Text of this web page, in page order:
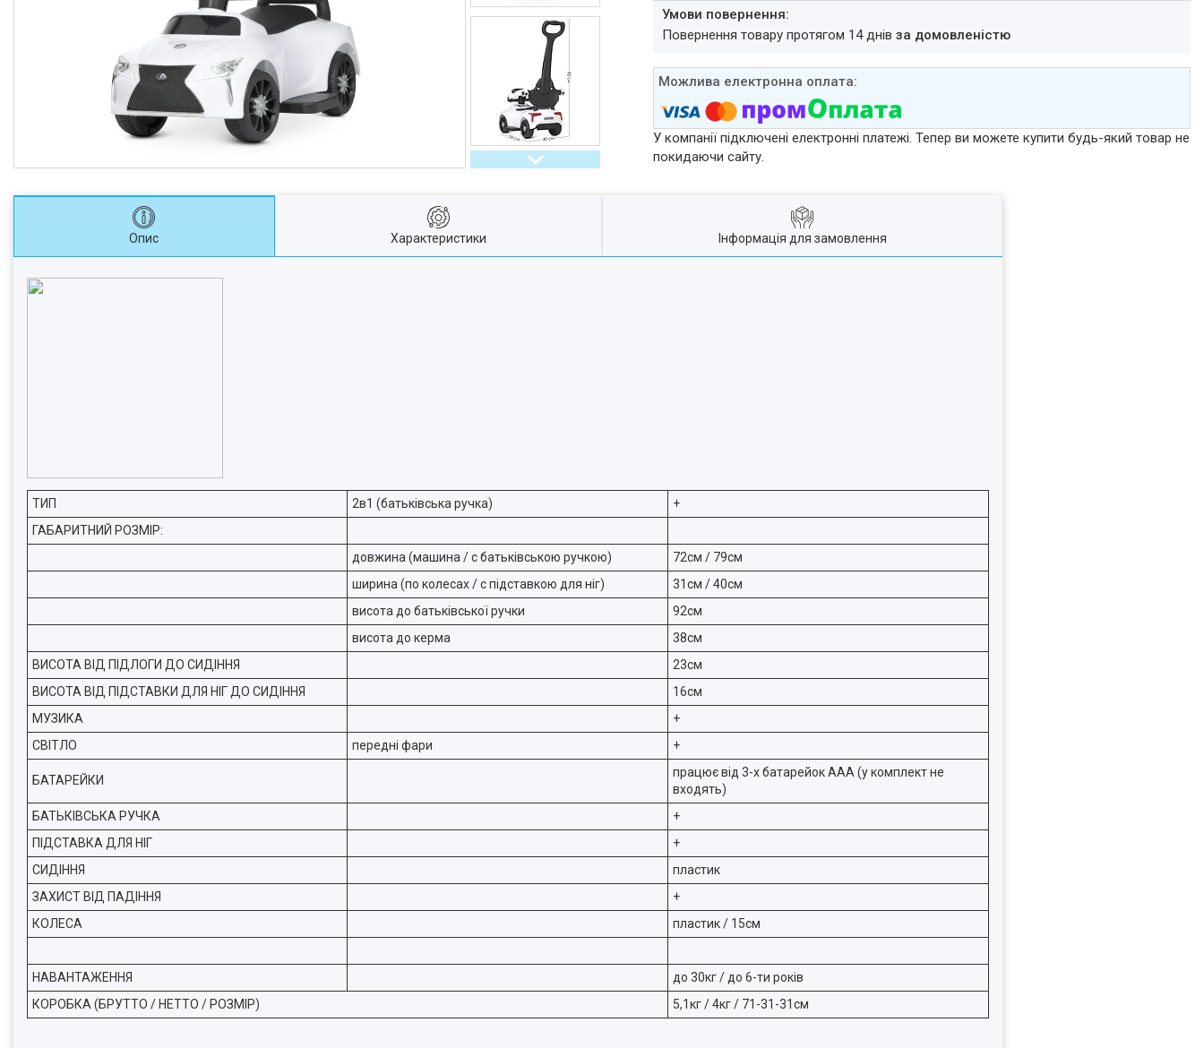
повернення товару протягом 14 днівза домовленістю
У компанії підключені електронні платежі. Тепер ви можете купити будь-який товар не
покидаючи сайту.
Опис Характеристики Інформація для замовлення
ТИП 2в1 (батьківська ручка)
+
ГАБАРИТНИЙ РОЗМІР:
довжина (машина / с батьківською ручкою)
72см / 79см
ширина (по колесах / с підставкою для ніг)
31см / 40см
висота до батьківської ручки
92см
висота до керма
38см
ВИСОТА ВІД ПІДЛОГИ ДО СИДІННЯ
23см
ВИСОТА ВІД ПІДСТАВКИ ДЛЯ НІГ ДО СИДІННЯ
16см
МУЗИКА
+
СВІТЛО
передні фари +
БАТАРЕЙКИ
працює від 3-х батарейок ААА (у комплект не
входять)
БАТЬКІВСЬКА РУЧКА
+
ПІДСТАВКА ДЛЯ НІГ
+
СИДІННЯ
пластик
ЗАХИСТ ВІД ПАДІННЯ
+
КОЛЕСА
пластик / 15см
НАВАНТАЖЕННЯ
до 30кг / до 6-ти років
КОРОБКА (БРУТТО / НЕТТО / РОЗМІР)
5,1кг / 4кг / 71-31-31см